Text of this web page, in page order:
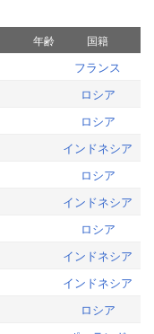
年齢 国籍
フランス
ロシア
ロシア
インドネシア
ロシア
インドネシア
ロシア
インドネシア
インドネシア
ロシア